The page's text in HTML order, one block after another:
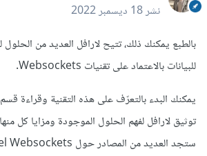
نشر18 ديسمبر 2022
بالطبع يمكنك ذلك، تتيح لارافل العديد من الحلول
للبيانات بالاعتماد على تقنيات Websockets.
توثيق لارافل لفهم الحلول الموجودة ومزايا كل